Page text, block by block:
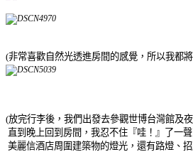
(非常喜歡自然光透進房間的感覺，所以我都
(放完行李後，我們出發去參觀世博台灣館及夜
直到晚上回到房間，我忍不住『哇！』了一聲
美麗信酒店周圍建築物的燈光，還有路燈、招